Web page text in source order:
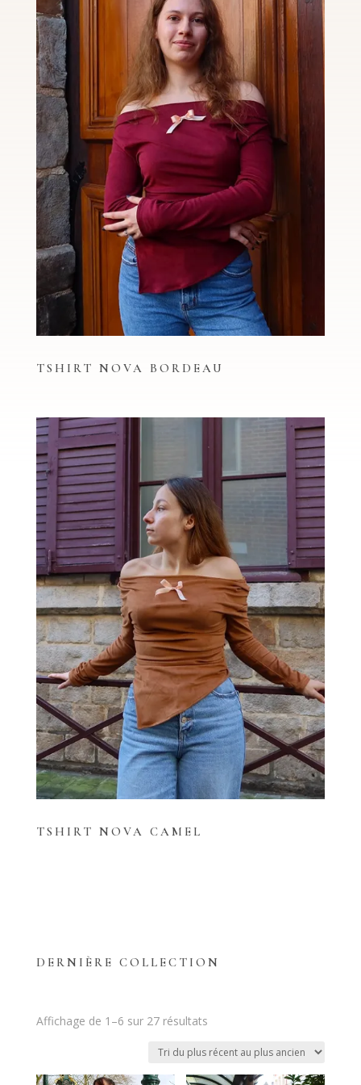
TSHIRT NOVA BORDEAU
TSHIRT NOVA CAMEL
DERNIÈRE COLLECTION
Affichage de 1–6 sur 27 résultatsTrié
plus
récent